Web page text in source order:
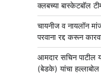
क्लबच्या बास्केटबॉल
चायनीज व नायलॉन
परवाना रद्द करून
आमदार सचिन पाटील
(बेडके) यांचा हल्लाबोल